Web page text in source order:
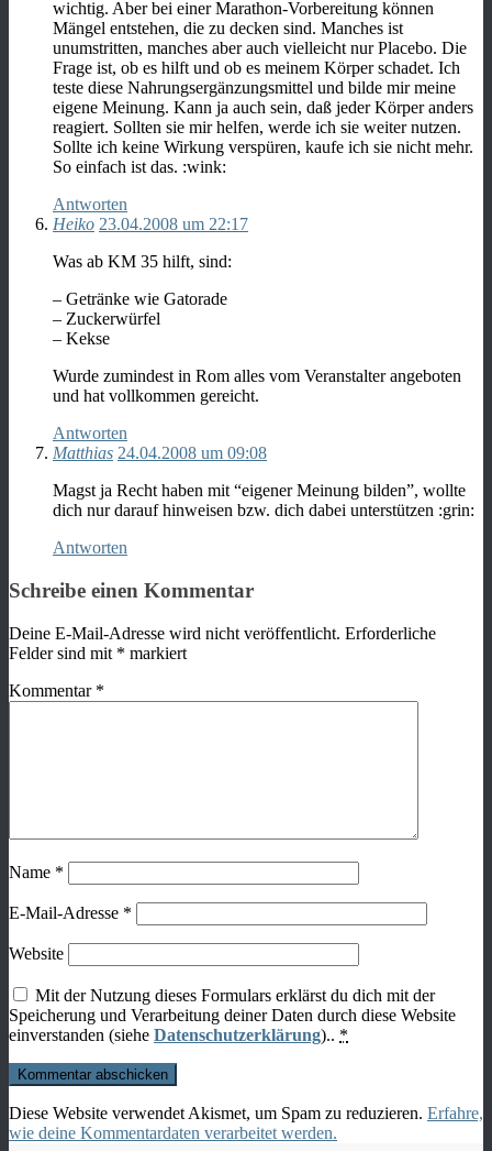
wichtig. Aber bei einer Marathon-Vorbereitung können
Mängel entstehen, die zu decken sind. Manches ist
unumstritten, manches aber auch vielleicht nur Placebo. Die
Frage ist, ob es hilft und ob es meinem Körper schadet. Ich
teste diese Nahrungsergänzungsmittel und bilde mir meine
eigene Meinung. Kann ja auch sein, daß jeder Körper anders
reagiert. Sollten sie mir helfen, werde ich sie weiter nutzen.
Sollte ich keine Wirkung verspüren, kaufe ich sie nicht mehr.
So einfach ist das. :wink:
Antworten
Heiko 23.04.2008 um 22:17
Was ab KM 35 hilft, sind:
– Getränke wie Gatorade
– Zuckerwürfel
– Kekse
Wurde zumindest in Rom alles vom Veranstalter angeboten
und hat vollkommen gereicht.
Antworten
Matthias 24.04.2008 um 09:08
Magst ja Recht haben mit “eigener Meinung bilden”, wollte
dich nur darauf hinweisen bzw. dich dabei unterstützen :grin:
Antworten
Schreibe einen Kommentar
Deine E-Mail-Adresse wird nicht veröffentlicht. Erforderliche
Felder sind mit * markiert
Kommentar *
Name *
E-Mail-Adresse *
Website
Mit der Nutzung dieses Formulars erklärst du dich mit der
Speicherung und Verarbeitung deiner Daten durch diese Website
einverstanden (siehe Datenschutzerklärung).. *
Diese Website verwendet Akismet, um Spam zu reduzieren. Erfahre,
wie deine Kommentardaten verarbeitet werden.